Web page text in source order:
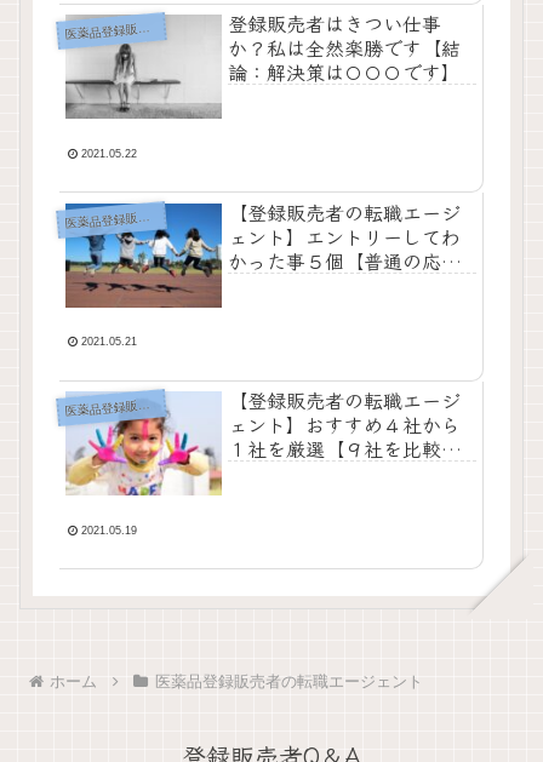
医薬品登録販売者の転職エージェント
登録販売者はきつい仕事
か？私は全然楽勝です【結
論：解決策は〇〇〇です】
2021.05.22
医薬品登録販売者の転職エージェント
【登録販売者の転職エージ
ェント】エントリーしてわ
かった事５個【普通の応募
2021.05.21
医薬品登録販売者の転職エージェント
【登録販売者の転職エージ
ェント】おすすめ４社から
１社を厳選【９社を比較し
2021.05.19
ホーム 医薬品登録販売者の転職エージェント